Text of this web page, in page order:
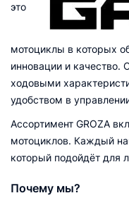
это
мотоциклы в которых
инновации и качество.
ходовыми
удобством в
Ассортимент GROZA
мотоциклов. Каждый
который подойдёт для
Почему мы?